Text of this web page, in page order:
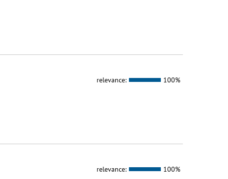
relevance: 100%
relevance: 100%